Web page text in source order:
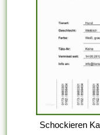
Schockieren